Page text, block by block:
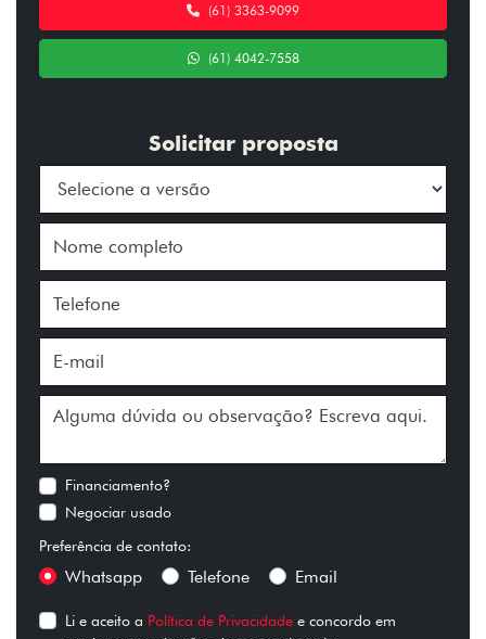
(61) 3363-9099
(61) 4042-7558
Solicitar proposta
Financiamento?
Negociar usado
Preferência de contato:
Whatsapp Telefone Email
Li e aceito a Política de Privacidade e concordo em